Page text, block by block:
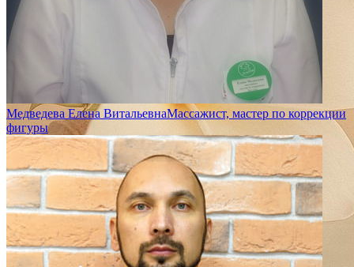
Медведева Елена ВитальевнаМассажист, мастер по коррекции
фигуры